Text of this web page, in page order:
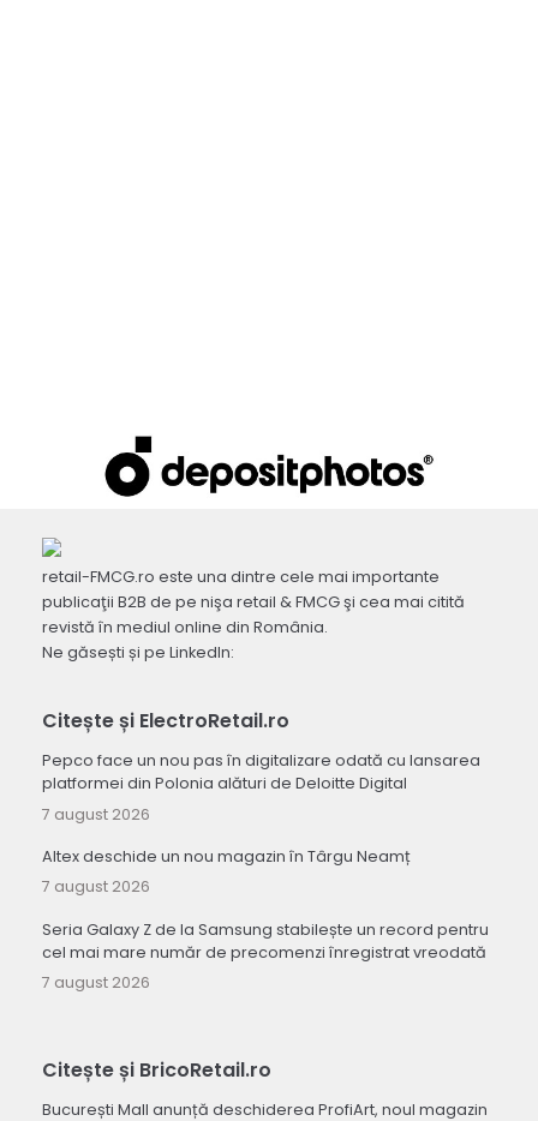
retail-FMCG.ro este una dintre cele mai importante
publicaţii B2B de pe nişa retail & FMCG şi cea mai citită
revistă în mediul online din România.
Ne găsești și pe LinkedIn:
Citește și ElectroRetail.ro
Pepco face un nou pas în digitalizare odată cu lansarea
platformei din Polonia alături de Deloitte Digital
7 august 2026
Altex deschide un nou magazin în Târgu Neamț
7 august 2026
Seria Galaxy Z de la Samsung stabilește un record pentru
cel mai mare număr de precomenzi înregistrat vreodată
7 august 2026
Citește și BricoRetail.ro
București Mall anunță deschiderea ProfiArt, noul magazin